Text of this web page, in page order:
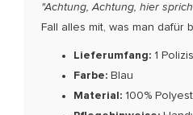
"Achtung, Achtung, hier
Fall alles mit, was man dafür
Lieferumfang: 1
Farbe: Blau
Material: 100%